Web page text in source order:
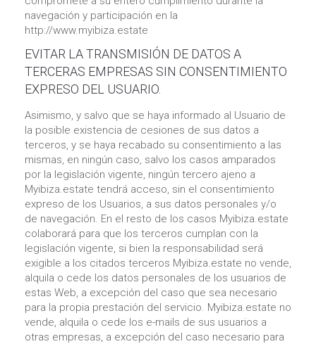
navegación y participación en la
http://www.myibiza.estate
EVITAR LA TRANSMISIÓN DE DATOS A
TERCERAS EMPRESAS SIN CONSENTIMIENTO
EXPRESO DEL USUARIO.
Asimismo, y salvo que se haya informado al Usuario de
la posible existencia de cesiones de sus datos a
terceros, y se haya recabado su consentimiento a las
mismas, en ningún caso, salvo los casos amparados
por la legislación vigente, ningún tercero ajeno a
Myibiza.estate tendrá acceso, sin el consentimiento
expreso de los Usuarios, a sus datos personales y/o
de navegación. En el resto de los casos Myibiza.estate
colaborará para que los terceros cumplan con la
legislación vigente, si bien la responsabilidad será
exigible a los citados terceros Myibiza.estate no vende,
alquila o cede los datos personales de los usuarios de
estas Web, a excepción del caso que sea necesario
para la propia prestación del servicio. Myibiza.estate no
vende, alquila o cede los e-mails de sus usuarios a
otras empresas, a excepción del caso necesario para